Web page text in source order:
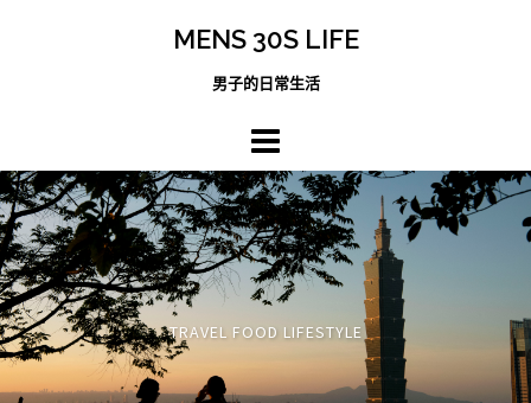
MENS 30S LIFE
男子的日常生活
TRAVEL FOOD LIFESTYLE